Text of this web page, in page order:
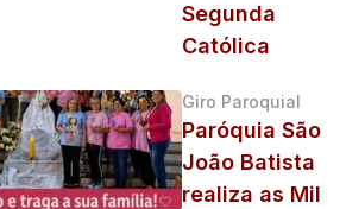
Segunda
Católica
Giro Paroquial
Paróquia São
João Batista
realiza as Mil